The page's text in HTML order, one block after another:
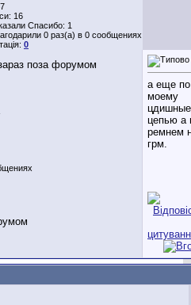
16
Спасибо: 1
0 раз(а) в 0 сообщениях
0
а еще по
моему
цепью а
ремнем
грм.